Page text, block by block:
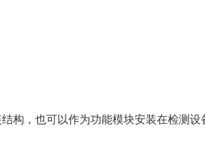
，也可以作为功能模块安装在检测设